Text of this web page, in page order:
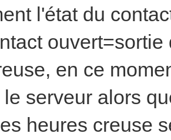
l'état du
en ce
serveur alors
heures creuse